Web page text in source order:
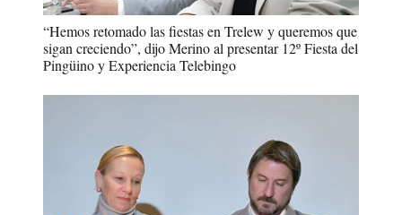
“Hemos retomado las fiestas en Trelew y queremos que
sigan creciendo”, dijo Merino al presentar 12º Fiesta del
Pingüino y Experiencia Telebingo